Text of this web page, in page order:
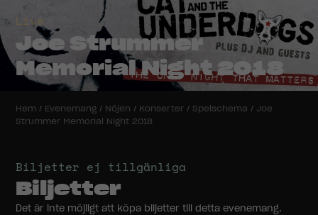
Live
Joe Strummer
Memorial Night 2018
Hem / Evenemang / Nöjen / Konserter / Spelschema / Joe
Strummer Memorial Night 2018
Biljetter ej tillgänliga
Biljetter
Det är inte möjligt att köpa biljetter till detta evenemang.